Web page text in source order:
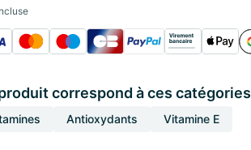
correspond à ces catégories
Antioxydants Vitamine E